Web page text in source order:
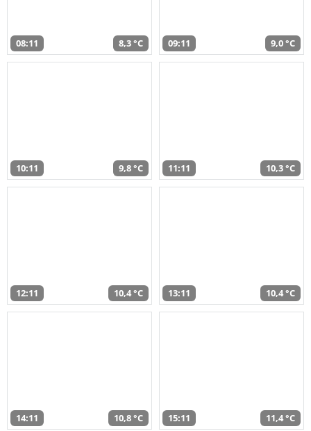
08:11 8,3 °C 09:11 9,0 °C
10:11 9,8 °C 11:11 10,3 °C
12:11 10,4 °C 13:11 10,4 °C
14:11 10,8 °C 15:11 11,4 °C